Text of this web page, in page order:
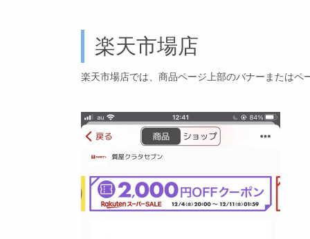
楽天市場店
楽天市場店では、商品ページ上部のバナーまたは